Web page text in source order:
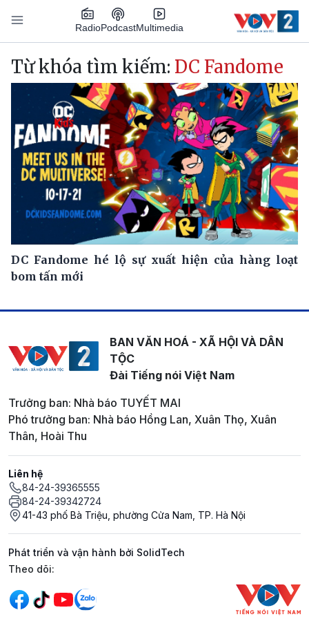
Nhảy đến nội dung
RadioPodcastMultimedia
Main navigation
Từ khóa tìm kiếm: DC Fandome
DC Fandome hé lộ sự xuất hiện của hàng loạt
bom tấn mới
BAN VĂN HOÁ - XÃ HỘI VÀ DÂN
TỘC
Đài Tiếng nói Việt Nam
Trưởng ban: Nhà báo TUYẾT MAI
Phó trưởng ban: Nhà báo Hồng Lan, Xuân Thọ, Xuân
Thân, Hoài Thu
Liên hệ
84-24-39365555
84-24-39342724
41-43 phố Bà Triệu, phường Cửa Nam, TP. Hà Nội
Phát triển và vận hành bởi SolidTech
Mạng xã hội
Theo dõi: